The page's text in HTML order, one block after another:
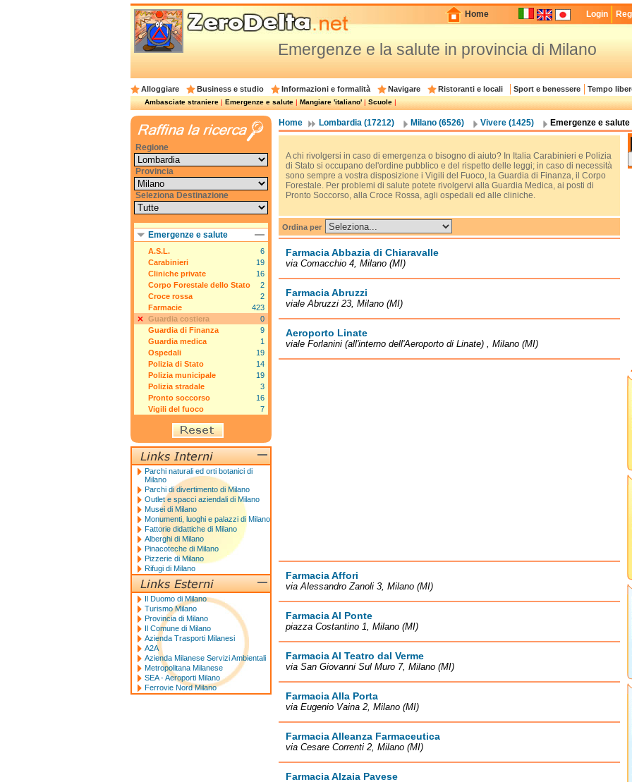
Home Login
Emergenze e la salute in provincia di Milano
Alloggiare Business e studio Informazioni e formalità Navigare Ristoranti e locali Sport e benessere Tempo
Ambasciate straniere|Emergenze e salute|Mangiare 'italiano'|Scuole|
Home Lombardia (17212) Milano (6526) Vivere (1425) Emergenze e salute
A chi rivolgersi in caso di emergenza o bisogno di aiuto? In Italia Carabinieri e Polizia
di Stato si occupano del'ordine pubblico e del rispetto delle leggi; in caso di necessità
sono sempre a vostra disposizione i Vigili del Fuoco, la Guardia di Finanza, il Corpo
Forestale. Per problemi di salute potete rivolgervi alla Guardia Medica, ai posti di
Pronto Soccorso, alla Croce Rossa, agli ospedali ed alle cliniche.
Ordina per
Farmacia Abbazia di Chiaravalle
via Comacchio 4, Milano (MI)
Farmacia Abruzzi
viale Abruzzi 23, Milano (MI)
Aeroporto Linate
viale Forlanini (all'interno dell'Aeroporto di Linate) , Milano (MI)
Farmacia Affori
via Alessandro Zanoli 3, Milano (MI)
Farmacia Al Ponte
piazza Costantino 1, Milano (MI)
Farmacia Al Teatro dal Verme
via San Giovanni Sul Muro 7, Milano (MI)
Farmacia Alla Porta
via Eugenio Vaina 2, Milano (MI)
Farmacia Alleanza Farmaceutica
via Cesare Correnti 2, Milano (MI)
Farmacia Alzaia Pavese
Regione
Provincia
Seleziona Destinazione
Emergenze e salute
A.S.L.
6
Carabinieri
19
Cliniche private
16
Corpo Forestale dello Stato
2
Croce rossa
2
Farmacie
423
Guardia costiera
0
Guardia di Finanza
9
Guardia medica
1
Ospedali
19
Polizia di Stato
14
Polizia municipale
19
Polizia stradale
3
Pronto soccorso
16
Vigili del fuoco
7
Parchi naturali ed orti botanici di
Milano
Parchi di divertimento di Milano
Outlet e spacci aziendali di Milano
Musei di Milano
Monumenti, luoghi e palazzi di Milano
Fattorie didattiche di Milano
Alberghi di Milano
Pinacoteche di Milano
Pizzerie di Milano
Rifugi di Milano
Il Duomo di Milano
Turismo Milano
Provincia di Milano
Il Comune di Milano
Azienda Trasporti Milanesi
A2A
Azienda Milanese Servizi Ambientali
Metropolitana Milanese
SEA - Aeroporti Milano
Ferrovie Nord Milano